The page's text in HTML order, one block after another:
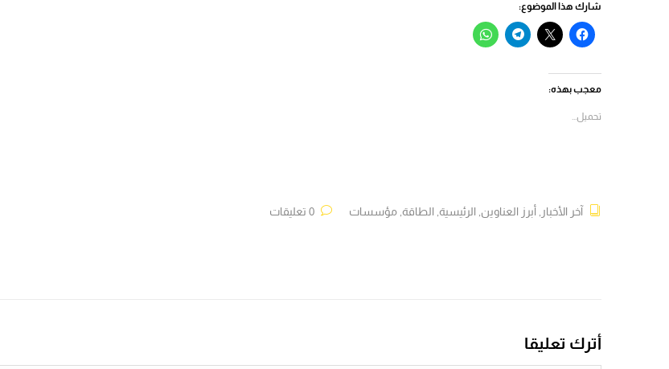
شارك هذا الموضوع:
انقر
للمشاركة
(فتح
في
نافذة
النقر
للمشاركة
انقر
للمشاركة
انقر
للمشاركة
معجب بهذه:
تحميل...
آخر الأخبار أبرز العناوين الرئيسية الطاقة مؤسسات
أترك تعليقا